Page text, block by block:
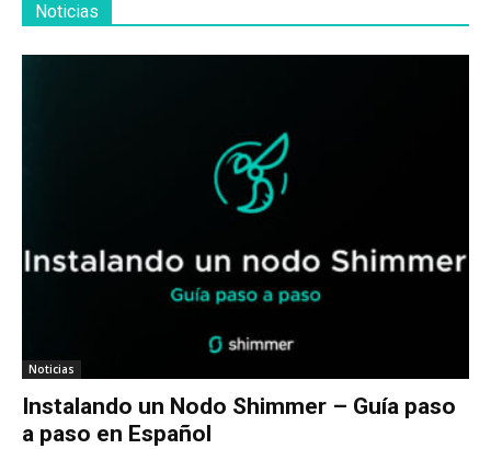
Noticias
Noticias
Instalando un Nodo Shimmer – Guía paso
a paso en Español